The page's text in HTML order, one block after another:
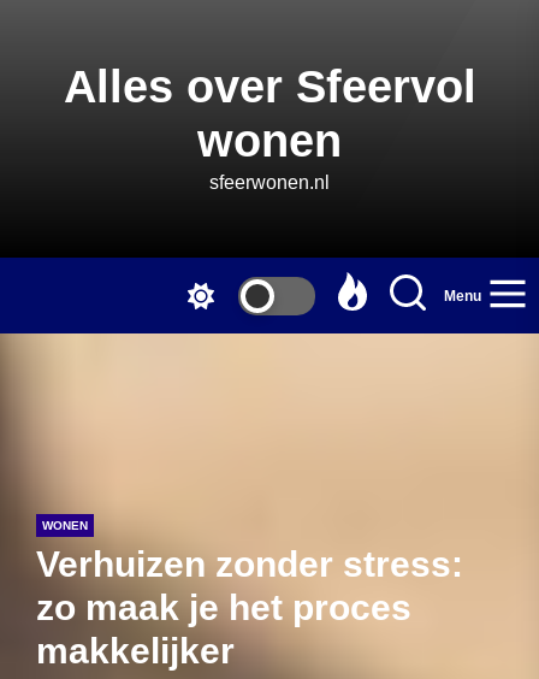
Alles over Sfeervol
wonen
sfeerwonen.nl
Menu
WONEN
Verhuizen zonder stress:
zo maak je het proces
makkelijker